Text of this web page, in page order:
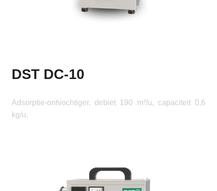
DST DC-10
Adsorptie-ontvochtiger, debiet 190 m³/u, capaciteit 0,6
kg/u.